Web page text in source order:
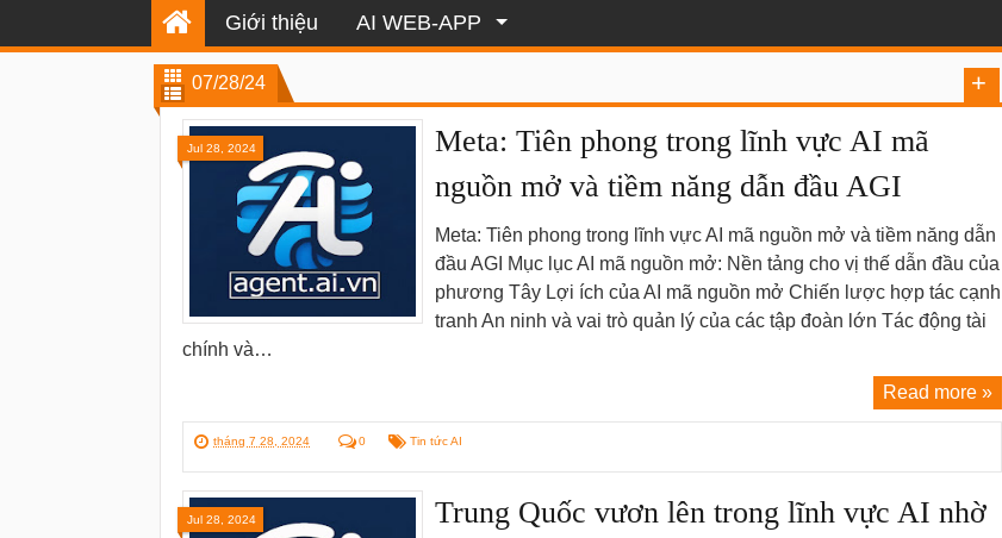
Giới thiệu AI WEB-APP
07/28/24
Meta: Tiên phong trong lĩnh vực AI mã
nguồn mở và tiềm năng dẫn đầu AGI
Meta: Tiên phong trong lĩnh vực AI mã nguồn mở và tiềm năng dẫn
đầu AGI Mục lục AI mã nguồn mở: Nền tảng cho vị thế dẫn đầu của
phương Tây Lợi ích của AI mã nguồn mở Chiến lược hợp tác cạnh
tranh An ninh và vai trò quản lý của các tập đoàn lớn Tác động tài
chính và…
Read more »
tháng 7 28, 2024 0 Tin tức AI
Jul 28, 2024
Trung Quốc vươn lên trong lĩnh vực AI nhờ
Jul 28, 2024